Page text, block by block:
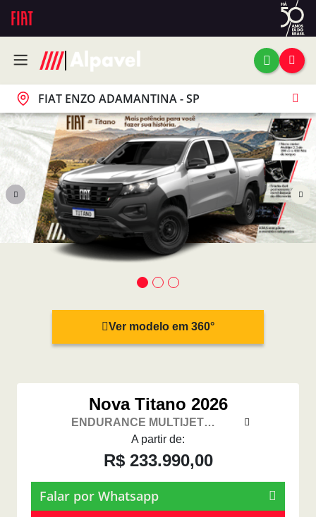
FIAT ENZO ADAMANTINA - SP
Ver modelo em 360°
Nova Titano 2026
ENDURANCE MULTIJET
TURBODIESEL MT 4X4
A partir de:
R$ 233.990,00
Falar por Whatsapp